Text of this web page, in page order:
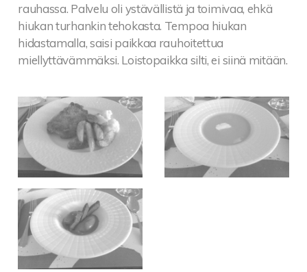
rauhassa. Palvelu oli ystävällistä ja toimivaa, ehkä
hiukan turhankin tehokasta. Tempoa hiukan
hidastamalla, saisi paikkaa rauhoitettua
miellyttävämmäksi. Loistopaikka silti, ei siinä mitään.